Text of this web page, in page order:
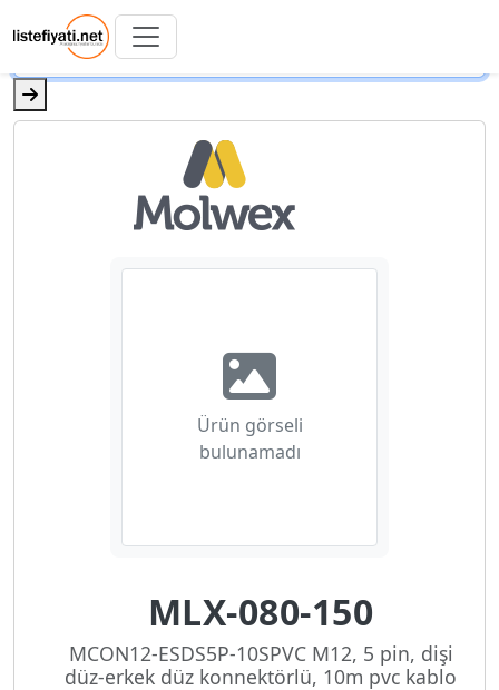
Ürün görseli
bulunamadı
MLX-080-150
MCON12-ESDS5P-10SPVC M12, 5 pin, dişi
düz-erkek düz konnektörlü, 10m pvc kablo